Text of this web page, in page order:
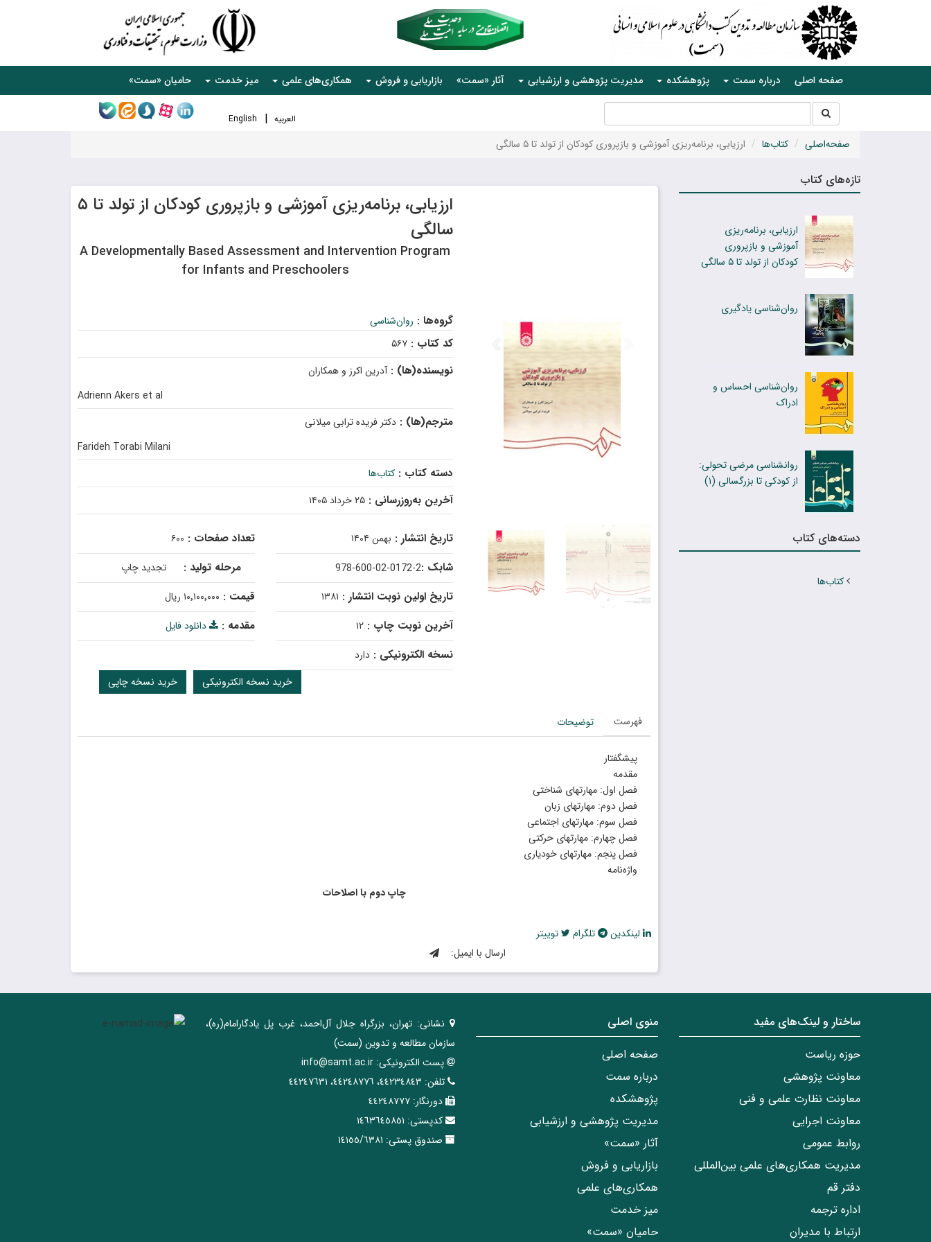
صفحه اصلی درباره سمت پژوهشکده مدیریت پژوهشی و ارزشیابی آثار «سمت» بازاریابی و فروش همکاری‌های علمی میز خدمت حامیان «سمت»
العربیه English جستجو
در
سایتصفحه‌اصلی کتاب‌ها ارزیابی، برنامه‌ریزی آموزشی و بازپروری کودکان از تولد تا ۵ سالگی
ارزیابی، برنامه‌ریزی آموزشی و بازپروری کودکان از تولد تا ۵
سالگی
A Developmentally Based Assessment and Intervention Program
for Infants and Preschoolers
گروه‌ها : روان‌شناسی
کد کتاب :۵۶۷
نویسنده(ها) :آدرین اکرز و همکاران
Adrienn Akers et al
مترجم(ها) :دکتر فریده ترابی میلانی
Farideh Torabi Milani
دسته کتاب :کتاب‌ها
آخرین به‌روزرسانی :۲۵ خرداد ۱۴۰۵
تاریخ انتشار : بهمن ۱۴۰۴
شابک :978-600-02-0172-2
تاریخ اولین نوبت انتشار : ۱۳۸۱
آخرین نوبت چاپ :۱۲
نسخه الکترونیکی :دارد
تعداد صفحات : ۶۰۰
مرحله تولید : تجدید چاپ
قیمت : ۱۰٬۱۰۰٬۰۰۰ ریال
مقدمه : دانلود فایل
خرید نسخه چاپی خرید نسخه الکترونیکی
فهرست توضیحات
پیشگفتار
مقدمه
فصل اول: مهارتهای شناختی
فصل دوم: مهارتهای زبان
فصل سوم: مهارتهای اجتماعی
فصل چهارم: مهارتهای حرکتی
فصل پنجم: مهارتهای خودیاری
واژه‌نامه
چاپ دوم با اصلاحات
لینکدین تلگرام
توییتر
ارسال با ایمیل:
تازه‌های کتاب
ارزیابی، برنامه‌ریزی
آموزشی و بازپروری
کودکان از تولد تا ۵ سالگی
روان‌شناسی یادگیری
روان‌شناسى احساس و
ادراک
روانشناسی مرضی تحولی:
از کودکى تا بزرگسالى (۱)
دسته‌های کتاب
کتاب‌ها
ساختار‌‌ و‌‌ لینک‌های مفید
حوزه ریاست
معاونت پژوهشی
معاونت نظارت علمی و فنی
معاونت اجرایی
روابط عمومی
مدیریت همکاری‌های علمی بین‌المللی
دفتر قم
اداره ترجمه
ارتباط با مدیران
منوی اصلی
صفحه اصلی
درباره سمت
پژوهشکده
مدیریت پژوهشی و ارزشیابی
آثار «سمت»
بازاریابی و فروش
همکاری‌های علمی
میز خدمت
حامیان «سمت»
نشانی: تهران، ‌بزرگراه ‌جلال آل‌احمد، غرب پل يادگار‌امام(ره)‌،
سازمان مطالعه و تدوین‌ (سمت)
پست الکترونیکی: info@samt.ac.ir
تلفن: ٤٤٢٣٤٨٤٣، ٤٤٢٤٨٧٧٦، ٤٤٢٤٧٦٣١
دورنگار: ٤٤٢٤٨٧٧٧
کدپستی: ١٤٦٣٦٤٥٨٥١
صندوق پستی: ١٤١٥٥/٦٣٨١